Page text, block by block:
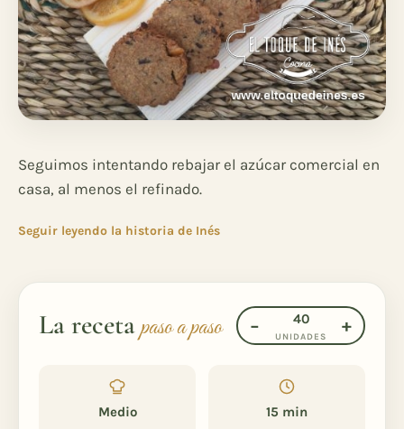
Seguimos intentando rebajar el azúcar comercial en
casa, al menos el refinado.
Seguir leyendo la historia de Inés
La recetapaso a paso − 40
UNIDADES
+
Medio 15 min